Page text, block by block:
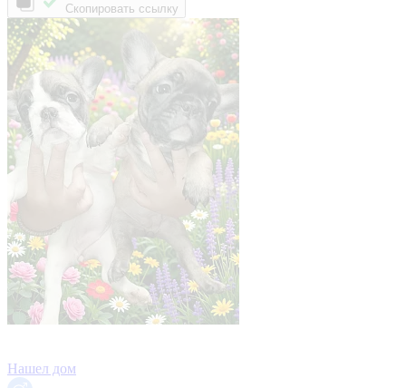
Скопировать ссылку
Нашел дом